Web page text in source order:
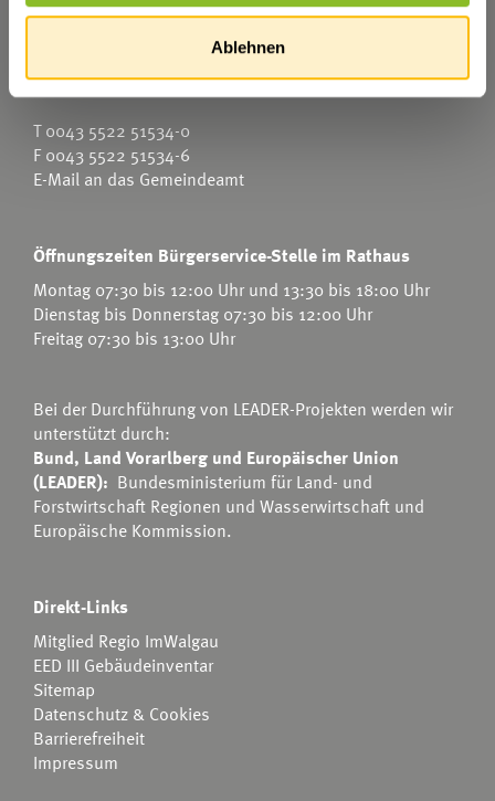
Ablehnen
Österreich
T0043 5522 51534-0
F 0043 5522 51534-6
E-Mail an das Gemeindeamt
Öffnungszeiten Bürgerservice-Stelle im Rathaus
Montag 07:30 bis 12:00 Uhr und 13:30 bis 18:00 Uhr
Dienstag bis Donnerstag 07:30 bis 12:00 Uhr
Freitag 07:30 bis 13:00 Uhr
Bei der Durchführung von LEADER-Projekten werden wir
unterstützt durch:
Bund, Land Vorarlberg und Europäischer Union
(LEADER): Bundesministerium für Land- und
Forstwirtschaft Regionen und Wasserwirtschaft und
Europäische Kommission.
Direkt-Links
Mitglied Regio ImWalgau
EED III Gebäudeinventar
Sitemap
Datenschutz & Cookies
Barrierefreiheit
Impressum